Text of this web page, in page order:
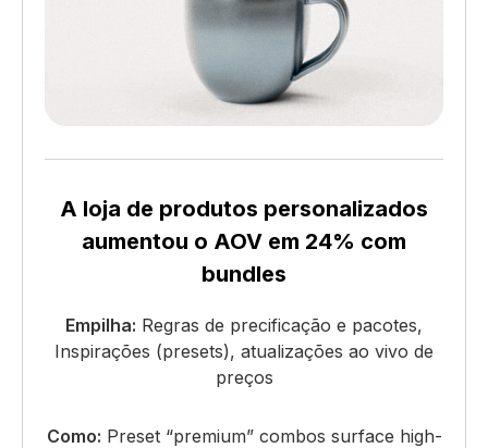
A loja de produtos personalizados
aumentou o AOV em 24% com
bundles
Empilha: Regras de precificação e pacotes,
Inspirações (presets), atualizações ao vivo de
preços
Como: Preset “premium” combos surface high-